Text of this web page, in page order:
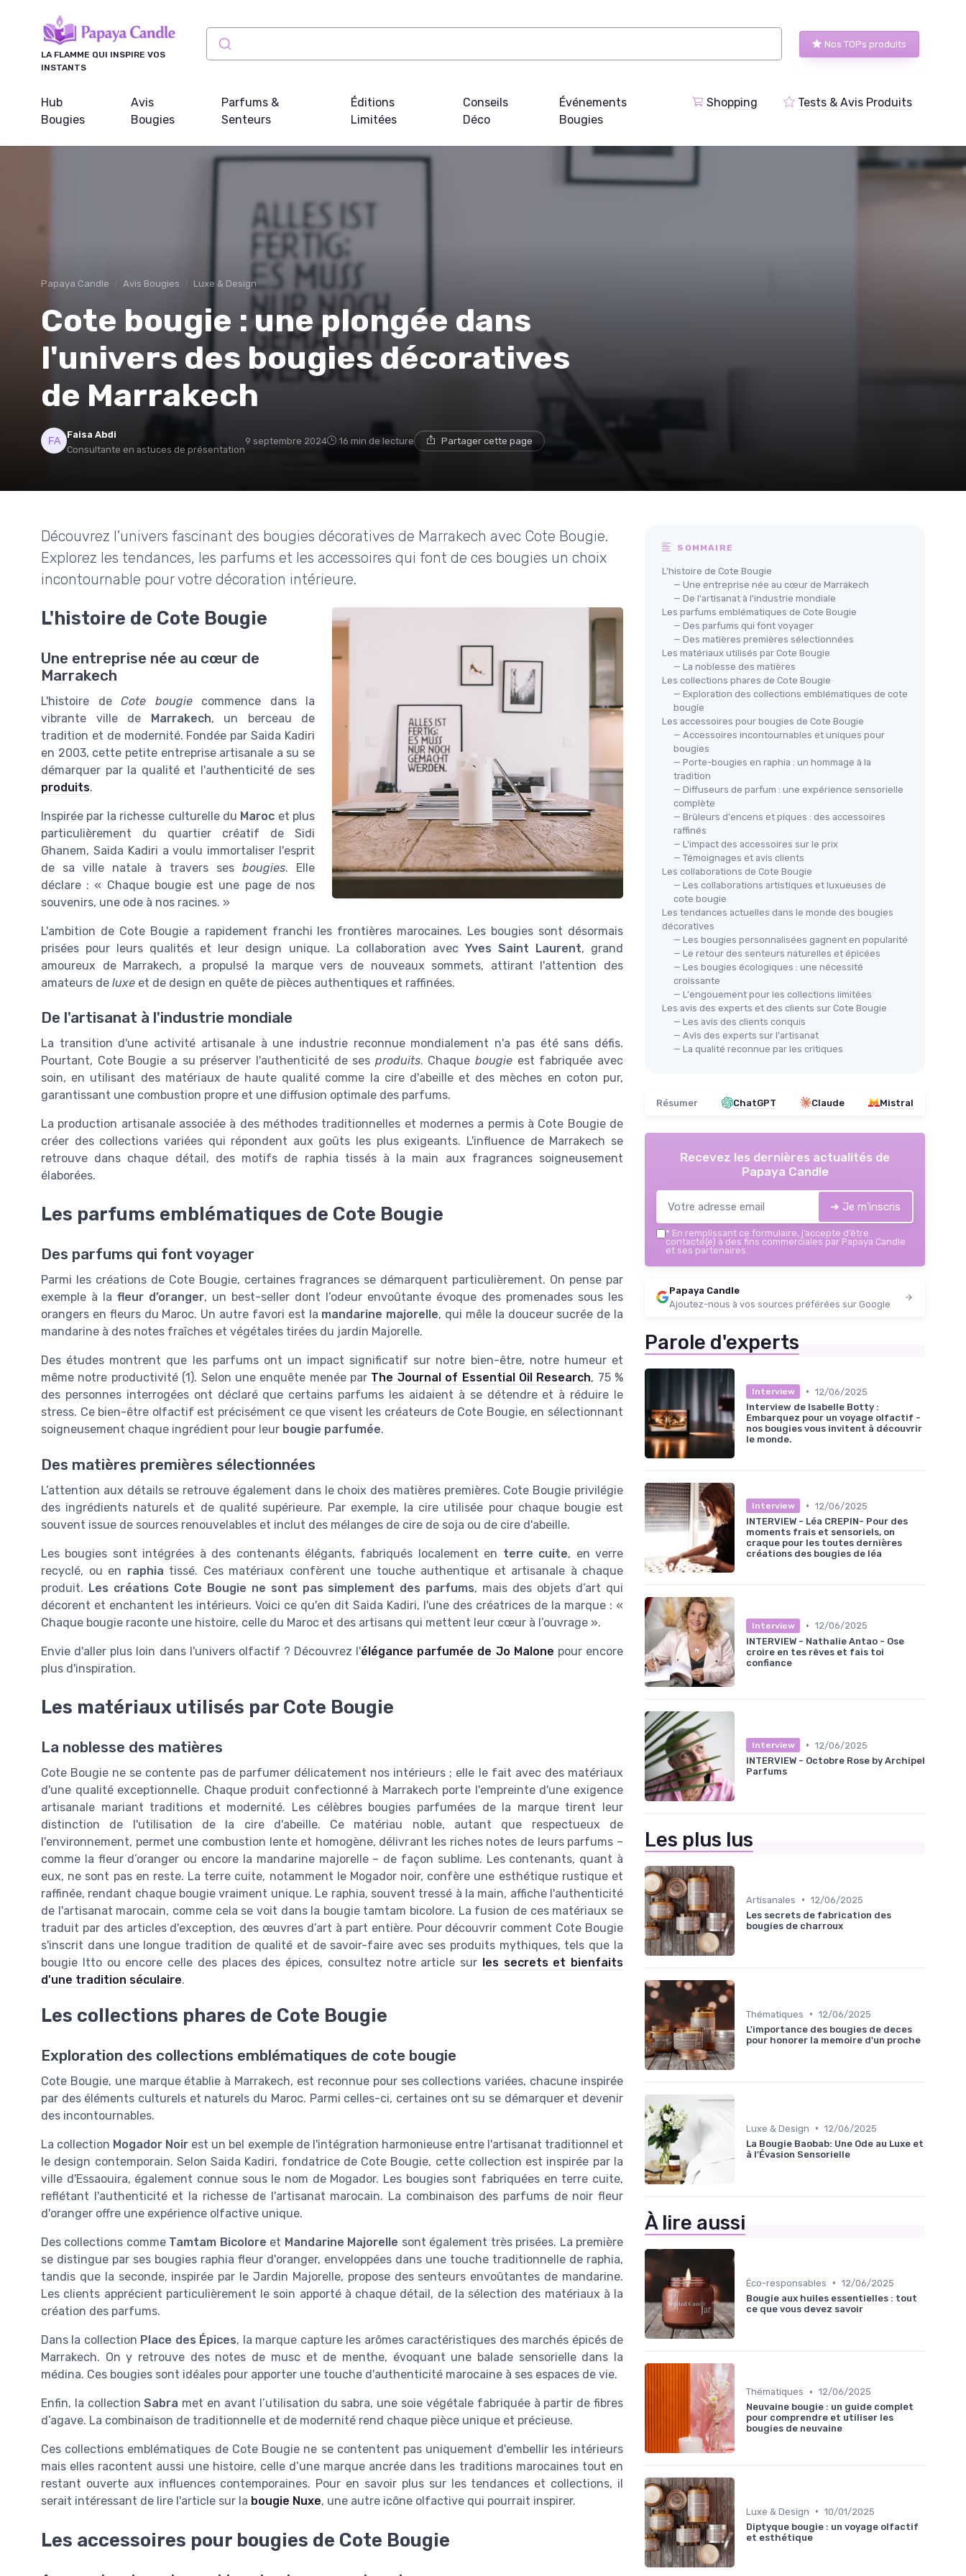
LA FLAMME QUI INSPIRE VOS
INSTANTS
Nos TOPs produits
Hub
Bougies
Avis
Bougies
Parfums &
Senteurs
Éditions
Limitées
Conseils
Déco
Événements
Bougies
Shopping Tests & Avis Produits
Papaya Candle Avis Bougies Luxe & Design
Cote bougie : une plongée dans
l'univers des bougies décoratives
de Marrakech
Faisa Abdi
Consultante en astuces de présentation
9 septembre 2024 16 min de lecture Partager cette page
Découvrez l'univers fascinant des bougies décoratives de Marrakech avec Cote Bougie.
Explorez les tendances, les parfums et les accessoires qui font de ces bougies un choix
incontournable pour votre décoration intérieure.
L'histoire de Cote Bougie
Une entreprise née au cœur de
Marrakech
L'histoire de Cote bougiecommence dans la
vibrante ville de Marrakech, un berceau de
tradition et de modernité. Fondée par Saida Kadiri
en 2003, cette petite entreprise artisanale a su se
démarquer par la qualité et l'authenticité de ses
produits.
Inspirée par la richesse culturelle du Maroc et plus
particulièrement du quartier créatif de Sidi
Ghanem, Saida Kadiri a voulu immortaliser l'esprit
de sa ville natale à travers ses bougies. Elle
déclare : « Chaque bougie est une page de nos
souvenirs, une ode à nos racines. »
L'ambition de Cote Bougie a rapidement franchi les frontières marocaines. Les bougies sont désormais
prisées pour leurs qualités et leur design unique. La collaboration avec Yves Saint Laurent, grand
amoureux de Marrakech, a propulsé la marque vers de nouveaux sommets, attirant l'attention des
amateurs de luxe et de design en quête de pièces authentiques et raffinées.
De l'artisanat à l'industrie mondiale
La transition d'une activité artisanale à une industrie reconnue mondialement n'a pas été sans défis.
Pourtant, Cote Bougie a su préserver l'authenticité de ses produits. Chaquebougie est fabriquée avec
soin, en utilisant des matériaux de haute qualité comme la cire d'abeille et des mèches en coton pur,
garantissant une combustion propre et une diffusion optimale des parfums.
La production artisanale associée à des méthodes traditionnelles et modernes a permis à Cote Bougie de
créer des collections variées qui répondent aux goûts les plus exigeants. L'influence de Marrakech se
retrouve dans chaque détail, des motifs de raphia tissés à la main aux fragrances soigneusement
élaborées.
Les parfums emblématiques de Cote Bougie
Des parfums qui font voyager
Parmi les créations de Cote Bougie, certaines fragrances se démarquent particulièrement. On pense par
exemple à la fleur d’oranger, un best-seller dont l’odeur envoûtante évoque des promenades sous les
orangers en fleurs du Maroc. Un autre favori est la mandarine majorelle, qui mêle la douceur sucrée de la
mandarine à des notes fraîches et végétales tirées du jardin Majorelle.
Des études montrent que les parfums ont un impact significatif sur notre bien-être, notre humeur et
même notre productivité (1). Selon une enquête menée par The Journal of Essential Oil Research, 75 %
des personnes interrogées ont déclaré que certains parfums les aidaient à se détendre et à réduire le
stress. Ce bien-être olfactif est précisément ce que visent les créateurs de Cote Bougie, en sélectionnant
soigneusement chaque ingrédient pour leur bougie parfumée.
Des matières premières sélectionnées
L’attention aux détails se retrouve également dans le choix des matières premières. Cote Bougie privilégie
des ingrédients naturels et de qualité supérieure. Par exemple, la cire utilisée pour chaque bougie est
souvent issue de sources renouvelables et inclut des mélanges de cire de soja ou de cire d'abeille.
Les bougies sont intégrées à des contenants élégants, fabriqués localement en terre cuite, en verre
recyclé, ou en raphia tissé. Ces matériaux confèrent une touche authentique et artisanale à chaque
produit. Les créations Cote Bougie ne sont pas simplement des parfums, mais des objets d’art qui
décorent et enchantent les intérieurs. Voici ce qu'en dit Saida Kadiri, l'une des créatrices de la marque : «
Chaque bougie raconte une histoire, celle du Maroc et des artisans qui mettent leur cœur à l’ouvrage ».
Envie d'aller plus loin dans l'univers olfactif ? Découvrez l'élégance parfumée de Jo Malone pour encore
plus d'inspiration.
Les matériaux utilisés par Cote Bougie
La noblesse des matières
Cote Bougie ne se contente pas de parfumer délicatement nos intérieurs ; elle le fait avec des matériaux
d'une qualité exceptionnelle. Chaque produit confectionné à Marrakech porte l'empreinte d'une exigence
artisanale mariant traditions et modernité. Les célèbres bougies parfumées de la marque tirent leur
distinction de l'utilisation de la cire d'abeille. Ce matériau noble, autant que respectueux de
l'environnement, permet une combustion lente et homogène, délivrant les riches notes de leurs parfums –
comme la fleur d’oranger ou encore la mandarine majorelle – de façon sublime. Les contenants, quant à
eux, ne sont pas en reste. La terre cuite, notamment le Mogador noir, confère une esthétique rustique et
raffinée, rendant chaque bougie vraiment unique. Le raphia, souvent tressé à la main, affiche l'authenticité
de l'artisanat marocain, comme cela se voit dans la bougie tamtam bicolore. La fusion de ces matériaux se
traduit par des articles d'exception, des œuvres d’art à part entière. Pour découvrir comment Cote Bougie
s'inscrit dans une longue tradition de qualité et de savoir-faire avec ses produits mythiques, tels que la
bougie Itto ou encore celle des places des épices, consultez notre article sur les secrets et bienfaits
d'une tradition séculaire.
Les collections phares de Cote Bougie
Exploration des collections emblématiques de cote bougie
Cote Bougie, une marque établie à Marrakech, est reconnue pour ses collections variées, chacune inspirée
par des éléments culturels et naturels du Maroc. Parmi celles-ci, certaines ont su se démarquer et devenir
des incontournables.
La collection Mogador Noir est un bel exemple de l'intégration harmonieuse entre l'artisanat traditionnel et
le design contemporain. Selon Saida Kadiri, fondatrice de Cote Bougie, cette collection est inspirée par la
ville d'Essaouira, également connue sous le nom de Mogador. Les bougies sont fabriquées en terre cuite,
reflétant l'authenticité et la richesse de l'artisanat marocain. La combinaison des parfums de noir fleur
d'oranger offre une expérience olfactive unique.
Des collections comme Tamtam Bicolore et Mandarine Majorelle sont également très prisées. La première
se distingue par ses bougies raphia fleur d'oranger, enveloppées dans une touche traditionnelle de raphia,
tandis que la seconde, inspirée par le Jardin Majorelle, propose des senteurs envoûtantes de mandarine.
Les clients apprécient particulièrement le soin apporté à chaque détail, de la sélection des matériaux à la
création des parfums.
Dans la collection Place des Épices, la marque capture les arômes caractéristiques des marchés épicés de
Marrakech. On y retrouve des notes de musc et de menthe, évoquant une balade sensorielle dans la
médina. Ces bougies sont idéales pour apporter une touche d'authenticité marocaine à ses espaces de vie.
Enfin, la collectionSabra met en avant l’utilisation du sabra, une soie végétale fabriquée à partir de fibres
d’agave. La combinaison de traditionnelle et de modernité rend chaque pièce unique et précieuse.
Ces collections emblématiques de Cote Bougie ne se contentent pas uniquement d'embellir les intérieurs
mais elles racontent aussi une histoire, celle d’une marque ancrée dans les traditions marocaines tout en
restant ouverte aux influences contemporaines. Pour en savoir plus sur les tendances et collections, il
serait intéressant de lire l'article sur la bougie Nuxe, une autre icône olfactive qui pourrait inspirer.
Les accessoires pour bougies de Cote Bougie
SOMMAIRE
L'histoire de Cote Bougie
— Une entreprise née au cœur de Marrakech
— De l'artisanat à l'industrie mondiale
Les parfums emblématiques de Cote Bougie
— Des parfums qui font voyager
— Des matières premières sélectionnées
Les matériaux utilisés par Cote Bougie
— La noblesse des matières
Les collections phares de Cote Bougie
— Exploration des collections emblématiques de cote
bougie
Les accessoires pour bougies de Cote Bougie
— Accessoires incontournables et uniques pour
bougies
— Porte-bougies en raphia : un hommage à la
tradition
— Diffuseurs de parfum : une expérience sensorielle
complète
— Brûleurs d'encens et piques : des accessoires
raffinés
— L'impact des accessoires sur le prix
— Témoignages et avis clients
Les collaborations de Cote Bougie
— Les collaborations artistiques et luxueuses de
cote bougie
Les tendances actuelles dans le monde des bougies
décoratives
— Les bougies personnalisées gagnent en popularité
— Le retour des senteurs naturelles et épicées
— Les bougies écologiques : une nécessité
croissante
— L'engouement pour les collections limitées
Les avis des experts et des clients sur Cote Bougie
— Les avis des clients conquis
— Avis des experts sur l'artisanat
— La qualité reconnue par les critiques
Résumer ChatGPT Claude Mistral
Recevez les dernières actualités de
Papaya Candle
➔ Je m'inscris
* En remplissant ce formulaire, j’accepte d’être
contacté(e) à des fins commerciales par Papaya Candle
et ses partenaires.
Papaya Candle
Ajoutez-nous à vos sources préférées sur Google
Parole d'experts
Interview • 12/06/2025
Interview de Isabelle Botty :
Embarquez pour un voyage olfactif -
nos bougies vous invitent à découvrir
le monde.
Interview • 12/06/2025
INTERVIEW - Léa CREPIN- Pour des
moments frais et sensoriels, on
craque pour les toutes dernières
créations des bougies de léa
Interview • 12/06/2025
INTERVIEW - Nathalie Antao - Ose
croire en tes rêves et fais toi
confiance
Interview • 12/06/2025
INTERVIEW - Octobre Rose by Archipel
Parfums
Les plus lus
Artisanales • 12/06/2025
Les secrets de fabrication des
bougies de charroux
Thématiques • 12/06/2025
L'importance des bougies de deces
pour honorer la memoire d'un proche
Luxe & Design • 12/06/2025
La Bougie Baobab: Une Ode au Luxe et
à l'Évasion Sensorielle
À lire aussi
Éco-responsables • 12/06/2025
Bougie aux huiles essentielles : tout
ce que vous devez savoir
Thématiques • 12/06/2025
Neuvaine bougie : un guide complet
pour comprendre et utiliser les
bougies de neuvaine
Luxe & Design • 10/01/2025
Diptyque bougie : un voyage olfactif
et esthétique